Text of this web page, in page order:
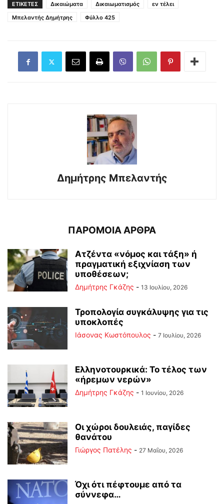
ΕΤΙΚΕΤΕΣ Δικαιώματα Δικαιωματισμός
εν τέλει
Μπελαντής Δημήτρης
Φύλλο 425
Δημήτρης Μπελαντής
ΠΑΡΟΜΟΙΑ ΑΡΘΡΑ
Ατζέντα «νόμος και τάξη» ή
πραγματική εξιχνίαση των
υποθέσεων;
Δημήτρης Γκάζης - 13 Ιουλίου, 2026
Τροπολογία συγκάλυψης για τις
υποκλοπές
Ιάσονας Κωστόπουλος - 7 Ιουλίου, 2026
Ελληνοτουρκικά: Το τέλος των
«ήρεμων νερών»
Δημήτρης Γκάζης - 1 Ιουνίου, 2026
Οι χώροι δουλειάς, παγίδες
θανάτου
Γιώργος Πατέλης - 27 Μαΐου, 2026
Όχι ότι πέφτουμε από τα
σύννεφα…